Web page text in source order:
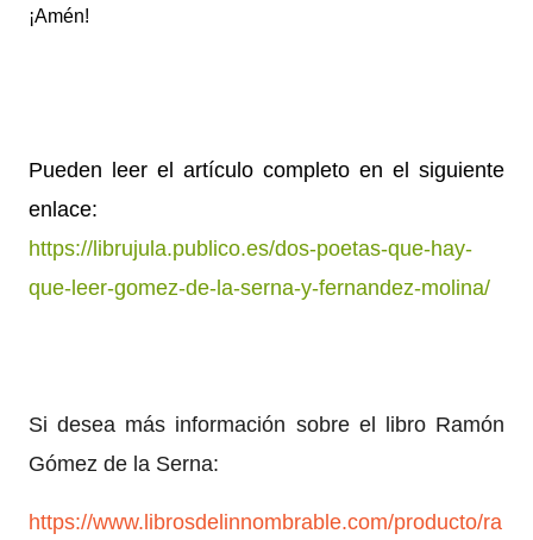
¡Amén!
Pueden leer el artículo completo en el siguiente
enlace:
https://librujula.publico.es/dos-poetas-que-hay-
que-leer-gomez-de-la-serna-y-fernandez-molina/
Si desea más información sobre el libro Ramón
Gómez de la Serna:
https://www.librosdelinnombrable.com/producto/ra